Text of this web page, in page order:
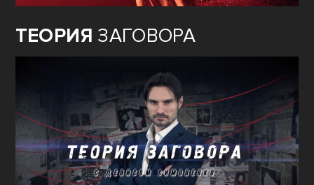
ТЕОРИЯ ЗАГОВОРА